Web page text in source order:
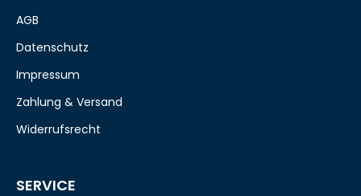
AGB
Datenschutz
Impressum
Zahlung & Versand
Widerrufsrecht
SERVICE